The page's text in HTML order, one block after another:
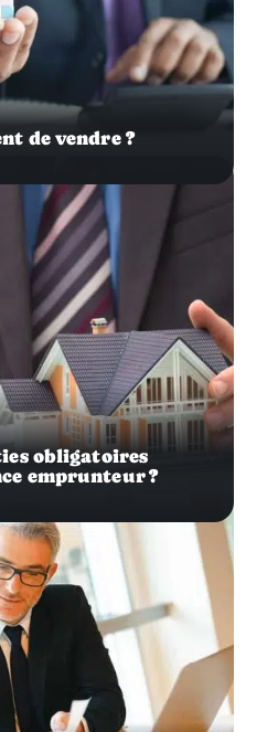
de vendre ?
obligatoires
emprunteur ?